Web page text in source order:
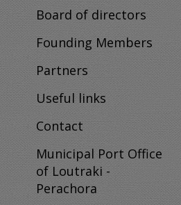
Board of directors
Founding Members
Partners
Useful links
Contact
Municipal Port Office
of Loutraki -
Perachora